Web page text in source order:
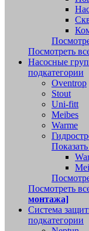
Посмотреть
Насосные
подкатегории
Oventrop
Stout
Uni-fitt
Meibes
Warme
Посмотреть
монтажа]
Система
подкатегории